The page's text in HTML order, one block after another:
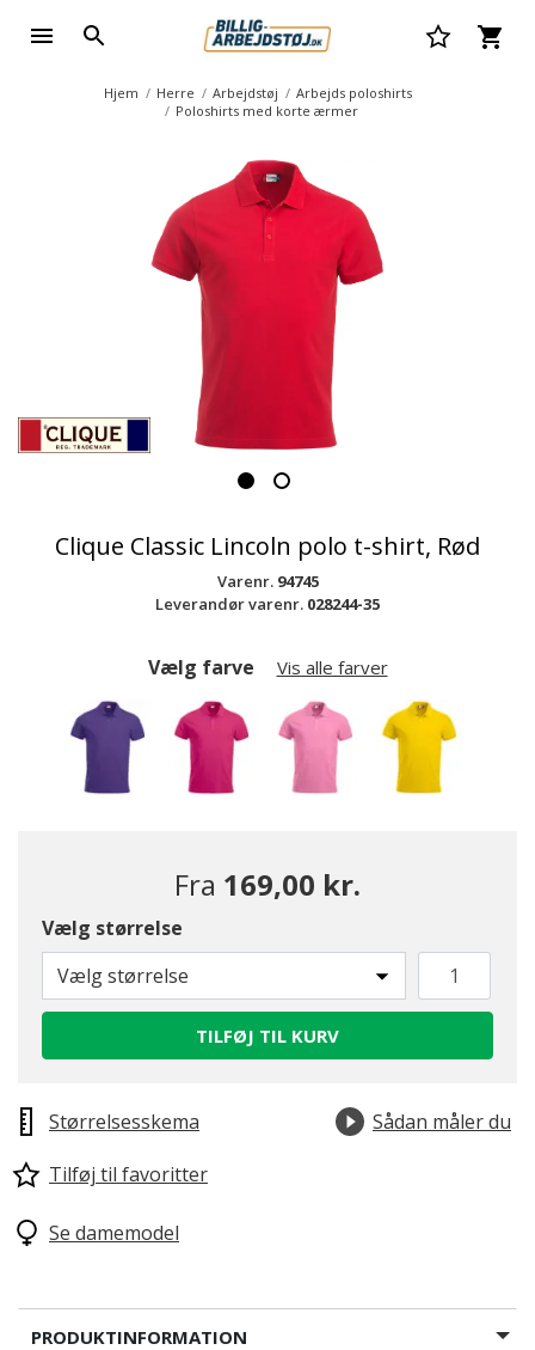
Hjem Herre Arbejdstøj
Arbejds poloshirts
Poloshirts med korte ærmer
Clique Classic Lincoln polo t-shirt, Rød
Varenr. 94745
Leverandør varenr. 028244-35
Vælg farve Vis alle farver
valgte
Fra 169,00 kr.
Vælg størrelse
Vælg størrelse
TILFØJ TIL KURV
Størrelsesskema
Sådan måler du
Tilføj til favoritter
Se damemodel
PRODUKTINFORMATION